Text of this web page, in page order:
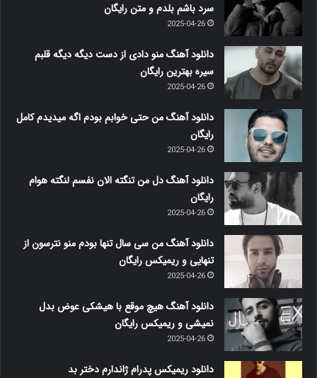
سرد باشم بلدم و متن رایگان
2025-04-26
دانلود آهنگ منو دادی از دست دیگه دیگه قلبم
سیره بهترین رایگان
2025-04-26
دانلود آهنگ من حتی خوابم بودم اگه میدیدم کامل
رایگان
2025-04-26
دانلود آهنگ دل من تنگته الان نفسم لنگته هوام
رایگان
2025-04-26
دانلود آهنگ من سی سال تنها بودم منو نترسون از
تنهایی و ریمیکس رایگان
2025-04-26
دانلود آهنگ هیچ موقع با هیشکی عوض بدل
نمیشی و ریمیکس رایگان
2025-04-26
دانلود ریمیکس پدرام ژاندارم دختر بد